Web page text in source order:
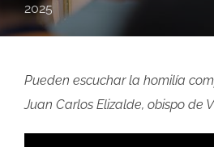
2025
Pueden escuchar la homilía
Juan Carlos Elizalde, obispo de